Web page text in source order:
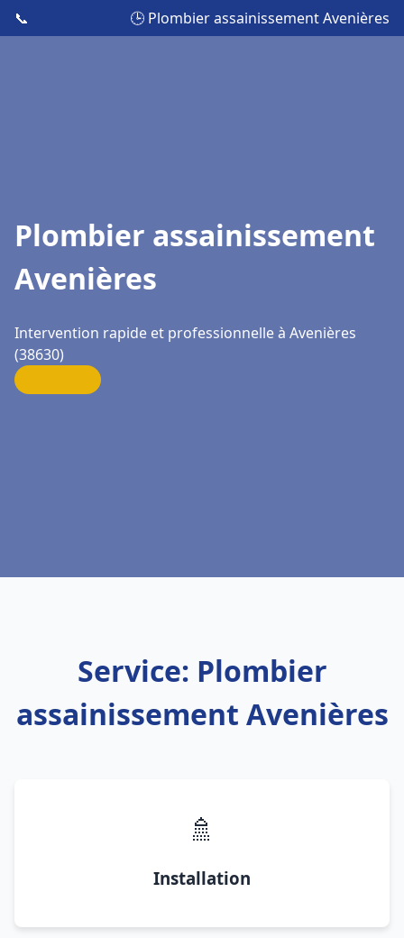
📞 🕒 Plombier assainissement Avenières
Plombier assainissement
Avenières
Intervention rapide et professionnelle à Avenières
(38630)
Service: Plombier
assainissement Avenières
🚿
Installation